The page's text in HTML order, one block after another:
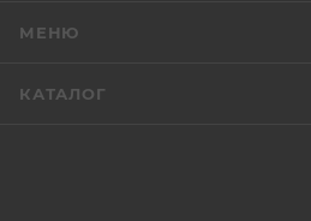
МЕНЮ
КАТАЛОГ